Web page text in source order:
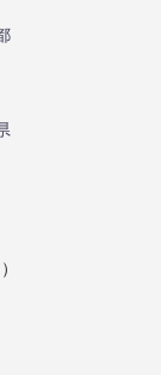
）